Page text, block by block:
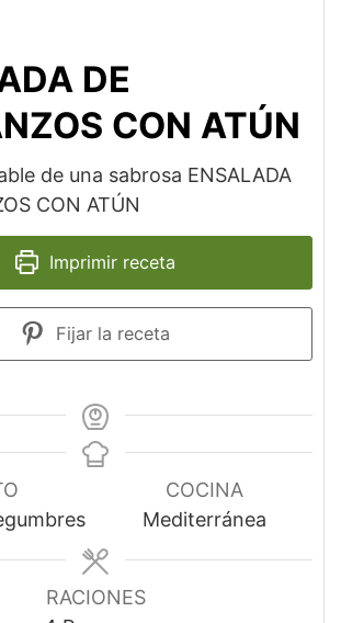
DE
CON ATÚN
de una sabrosa ENSALADA
CON ATÚN
Imprimir receta
Fijar la receta
COCINA
Mediterránea
RACIONES